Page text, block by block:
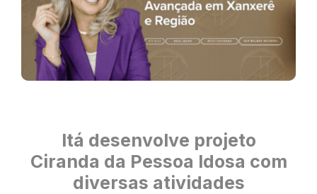
Itá desenvolve projeto
Ciranda da Pessoa Idosa com
diversas atividades